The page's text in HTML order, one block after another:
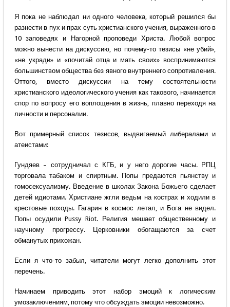
Я пока не наблюдал ни одного человека, который решился бы
разнести в пух и прах суть христианского учения, выраженного в
10 заповедях и Нагорной проповеди Христа. Любой вопрос
можно вынести на дискуссию, но почему-то тезисы «не убий»,
«не укради» и «почитай отца и мать своих» воспринимаются
большинством общества без явного внутреннего сопротивления.
Оттого, вместо дискуссии на тему состоятельности
христианского идеологического учения как такового, начинается
спор по вопросу его воплощения в жизнь, плавно переходя на
личности и персоналии.
Вот примерный список тезисов, выдвигаемый либералами и
атеистами:
Гундяев – сотрудничал с КГБ, и у него дорогие часы. РПЦ
торговала табаком и спиртным. Попы предаются пьянству и
гомосексуализму. Введение в школах Закона Божьего сделает
детей идиотами. Христиане жгли ведьм на кострах и ходили в
крестовые походы. Гагарин в космос летал, и Бога не видел.
Попы осудили Pussy Riot. Религия мешает общественному и
научному прогрессу. Церковники обогащаются за счет
обманутых прихожан.
Если я что-то забыл, читатели могут легко дополнить этот
перечень.
Начинаем приводить этот набор эмоций к логическим
умозаключениям, потому что обсуждать эмоции невозможно.